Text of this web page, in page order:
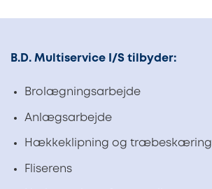
B.D. Multiservice I/S tilbyder:
Brolægningsarbejde
Anlægsarbejde
Hækkeklipning og træbeskæring
Fliserens